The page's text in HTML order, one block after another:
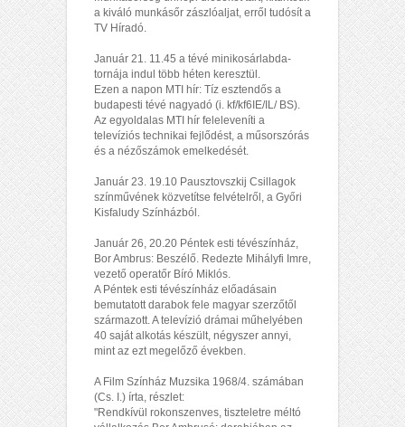
a kiváló munkásőr zászlóaljat, erről tudósít a
TV Híradó.
Január 21. 11.45 a tévé minikosárlabda-
tornája indul több héten keresztül.
Ezen a napon MTI hír: Tíz esztendős a
budapesti tévé nagyadó (i. kf/kf6IE/IL/ BS).
Az egyoldalas MTI hír feleleveníti a
televíziós technikai fejlődést, a műsorszórás
és a nézőszámok emelkedését.
Január 23. 19.10 Pausztovszkij Csillagok
színművének közvetítse felvételről, a Győri
Kisfaludy Színházból.
Január 26, 20.20 Péntek esti tévészínház,
Bor Ambrus: Beszélő. Redezte Mihályfi Imre,
vezető operatőr Bíró Miklós.
A Péntek esti tévészínház előadásain
bemutatott darabok fele magyar szerzőtől
származott. A televízió drámai műhelyében
40 saját alkotás készült, négyszer annyi,
mint az ezt megelőző években.
A Film Színház Muzsika 1968/4. számában
(Cs. I.) írta, részlet:
"Rendkívül rokonszenves, tiszteletre méltó